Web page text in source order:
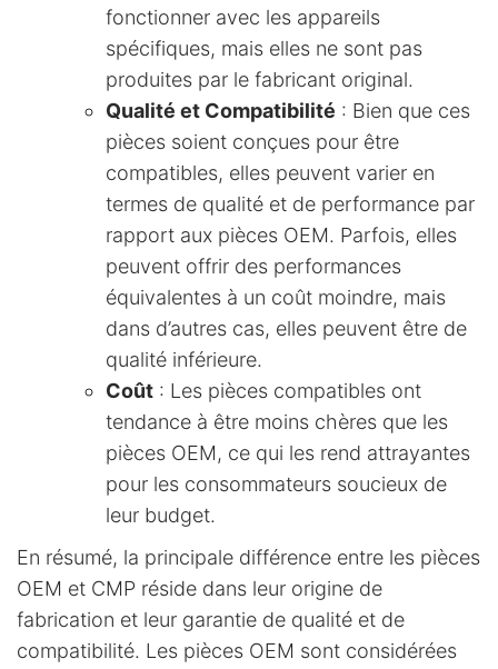
fonctionner avec les appareils
spécifiques, mais elles ne sont pas
produites par le fabricant original.
Qualité et Compatibilité : Bien que ces
pièces soient conçues pour être
compatibles, elles peuvent varier en
termes de qualité et de performance par
rapport aux pièces OEM. Parfois, elles
peuvent offrir des performances
équivalentes à un coût moindre, mais
dans d’autres cas, elles peuvent être de
qualité inférieure.
Coût : Les pièces compatibles ont
tendance à être moins chères que les
pièces OEM, ce qui les rend attrayantes
pour les consommateurs soucieux de
leur budget.
En résumé, la principale différence entre les pièces
OEM et CMP réside dans leur origine de
fabrication et leur garantie de qualité et de
compatibilité. Les pièces OEM sont considérées